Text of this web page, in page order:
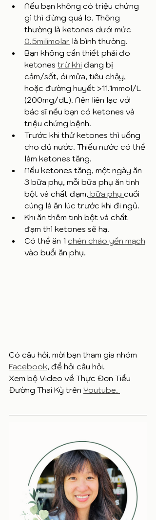
Nếu bạn không có triệu chứng
gì thì đừng quá lo. Thông
thường là ketones dưới mức
0.5milimolar là bình thường.
Bạn không cần thiết phải đo
ketones trừ khi đang bị
cảm/sốt, ói mửa, tiêu chảy,
hoặc đường huyết >11.1mmol/L
(200mg/dL). Nên liên lạc với
bác sĩ nếu bạn có ketones và
triệu chứng bệnh.
Trước khi thử ketones thì uống
cho đủ nước. Thiếu nước có thể
làm ketones tăng.
Nếu ketones tăng, một ngày ăn
3 bữa phụ, mỗi bữa phụ ăn tinh
bột và chất đạm, bữa phụ cuối
cùng là ăn lúc trước khi đi ngủ.
Khi ăn thêm tinh bột và chất
đạm thì ketones sẽ hạ.
Có thể ăn 1 chén cháo yến mạch
vào buổi ăn phụ.
Có câu hỏi, mời bạn tham gia nhóm
Facebook, để hỏi câu hỏi.
Xem bộ Video về Thực Đơn Tiểu
Đường Thai Kỳ trên Youtube.